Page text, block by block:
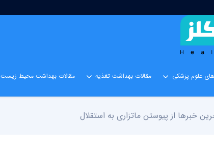
علوم پزشکی مقالات بهداشت تغذیه مقالات بهداشت محیط زیست
خبرها از پیوستن ماتزاری به استقلال